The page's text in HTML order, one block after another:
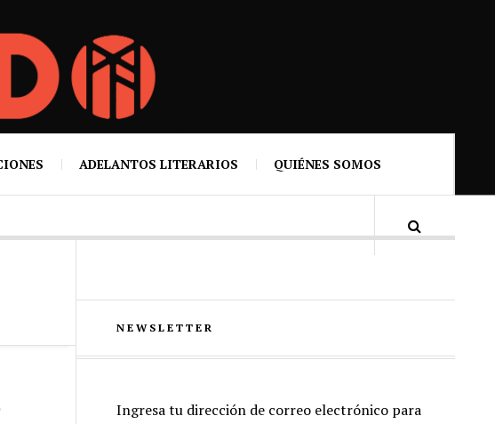
ADELANTOS LITERARIOS QUIÉNES SOMOS
NEWSLETTER
Ingresa tu dirección de correo electrónico para